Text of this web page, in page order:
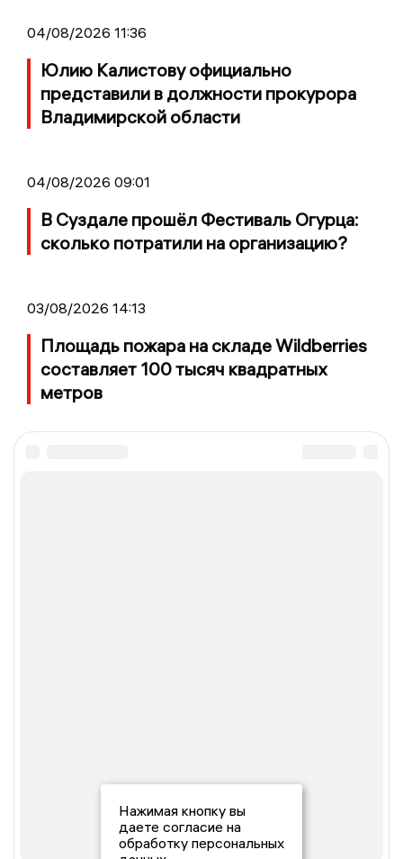
04/08/2026 11:36
Юлию Калистову официально
представили в должности прокурора
Владимирской области
04/08/2026 09:01
В Суздале прошёл Фестиваль Огурца:
сколько потратили на организацию?
03/08/2026 14:13
Площадь пожара на складе Wildberries
составляет 100 тысяч квадратных
метров
Нажимая кнопку вы
даете согласие на
обработку персональных